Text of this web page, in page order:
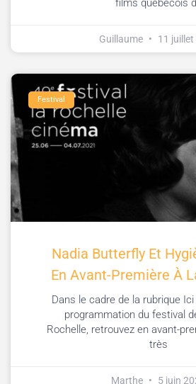
films québécois
Guillaume 11 juillet
Festival
Nadia Butterfly Et
En Avant-Première À
Dans le cadre de la rubrique
programmation du festival
Rochelle, retrouvez en avant-
très
Marthe 5 juin